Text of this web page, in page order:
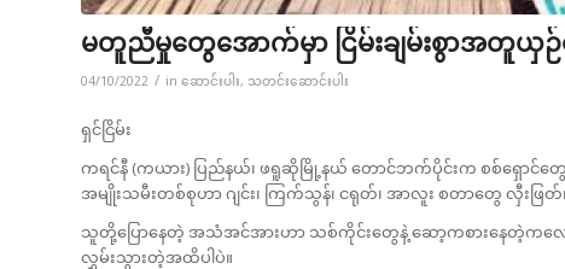
မတူညီမှုတွေအောက်မှာ ငြိမ်းချမ်းစွာအတူယှ
04/10/2022 / in ဆောင်းပါး, သတင်းဆောင်းပါး
ရှင်ငြိမ်း
ကရင်နီ (ကယား) ပြည်နယ်၊ ဖရူဆိုမြို့နယ် တောင်ဘက်ပိုင်းက စစ်ရှောင်
အမျိုးသမီးတစ်စုဟာ ဂျင်း၊ ကြက်သွန်၊ ငရုတ်၊ အာလူး စတာတွေ လှီးဖြတ်
သူတို့ပြောနေတဲ့ အသံအင်အားဟာ သစ်ကိုင်းတွေနဲ့ ဆော့ကစားနေတဲ့က
လွှမ်းသွားတဲ့အထိပါပဲ။